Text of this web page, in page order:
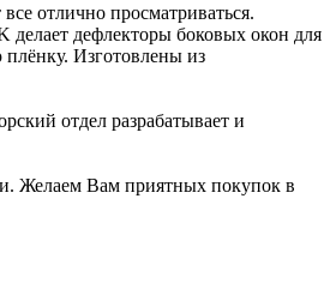
отлично просматриваться.
делает дефлекторы боковых окон для
Изготовлены из
отдел разрабатывает и
Желаем Вам приятных покупок в